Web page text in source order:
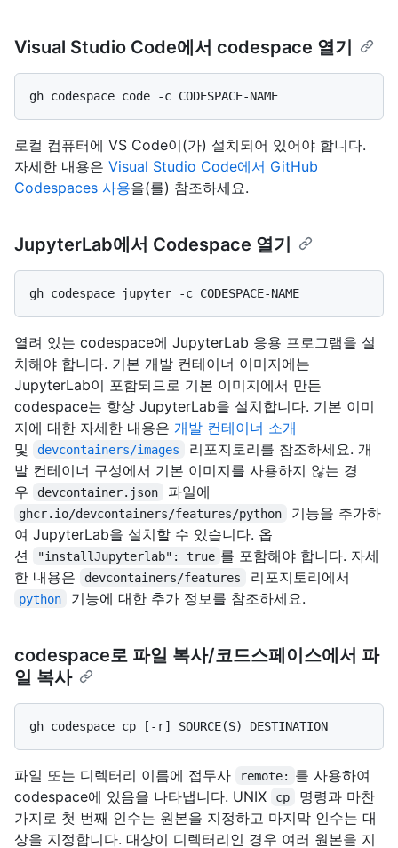
Visual Studio Code에서 codespace 열기
로컬 컴퓨터에 VS Code이(가) 설치되어 있어야 합니다.
자세한 내용은 Visual Studio Code에서 GitHub
Codespaces 사용을(를) 참조하세요.
JupyterLab에서 Codespace 열기
열려 있는 codespace에 JupyterLab 응용 프로그램을 설
치해야 합니다. 기본 개발 컨테이너 이미지에는
JupyterLab이 포함되므로 기본 이미지에서 만든
codespace는 항상 JupyterLab을 설치합니다. 기본 이미
지에 대한 자세한 내용은 개발 컨테이너 소개
및
devcontainers/images
리포지토리를 참조하세요. 개
발 컨테이너 구성에서 기본 이미지를 사용하지 않는 경
우
devcontainer.json 파일에
ghcr.io/devcontainers/features/python
기능을 추가하
여 JupyterLab을 설치할 수 있습니다. 옵
션
"installJupyterlab": true 를 포함해야 합니다. 자세
한 내용은
devcontainers/features 리포지토리에서
python 기능에 대한 추가 정보를 참조하세요.
codespace로 파일 복사/코드스페이스에서 파
일 복사
파일 또는 디렉터리 이름에 접두사 remote:
를 사용하여
codespace에 있음을 나타냅니다. UNIX
cp
명령과 마찬
가지로 첫 번째 인수는 원본을 지정하고 마지막 인수는 대
상을 지정합니다. 대상이 디렉터리인 경우 여러 원본을 지